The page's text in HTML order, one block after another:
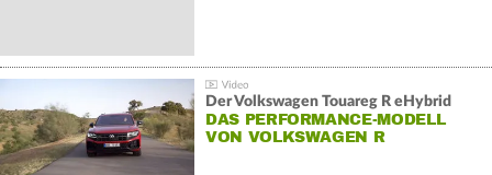
Der Volkswagen Touareg R eHybrid
DAS PERFORMANCE-MODELL
VON VOLKSWAGEN R